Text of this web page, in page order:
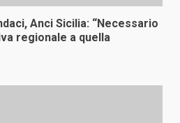
Anci Sicilia: “Necessario
regionale a quella